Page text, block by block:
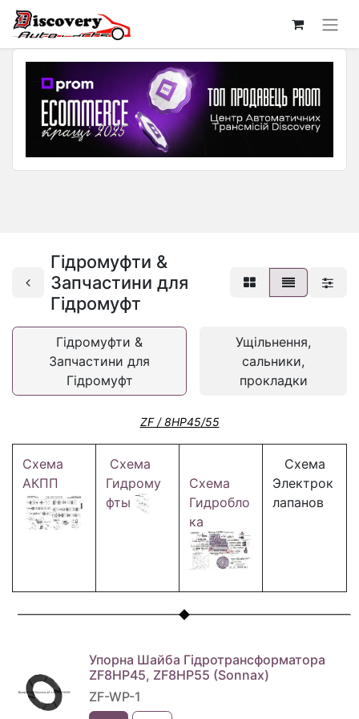
Гідромуфти &
Запчастини для
Гідромуфт
Гідромуфти &
Запчастини для
Гідромуфт
Ущільнення,
сальники,
прокладки
ZF / 8HP45/55
Схема
АКПП
Схема
Гидрому
фты
Схема
Гидробло
ка
Схема
Электрок
лапанов
Упорна Шайба Гідротрансформатора
ZF8HP45, ZF8HP55 (Sonnax)
ZF-WP-1